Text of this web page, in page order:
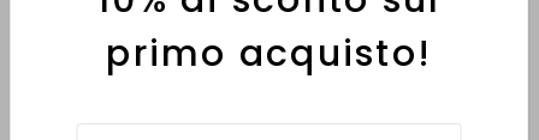
INFORMATIVE
primo acquisto!